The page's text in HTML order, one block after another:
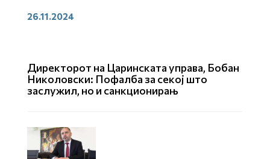
26.11.2024
Директорот на Царинската управа, Бобан
Николовски: Пофалба за секој што
заслужил, но и санкционирањ